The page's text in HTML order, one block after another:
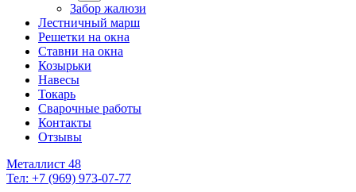
Забор жалюзи
Лестничный марш
Решетки на окна
Ставни на окна
Козырьки
Навесы
Токарь
Сварочные работы
Контакты
Отзывы
Металлист 48
Тел: +7 (969) 973-07-77